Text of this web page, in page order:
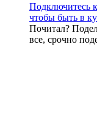
Подключитесь
чтобы быть в
Почитал?
все, срочно